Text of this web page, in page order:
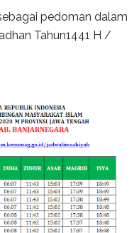
pedoman dalam
Tahun1441 H /